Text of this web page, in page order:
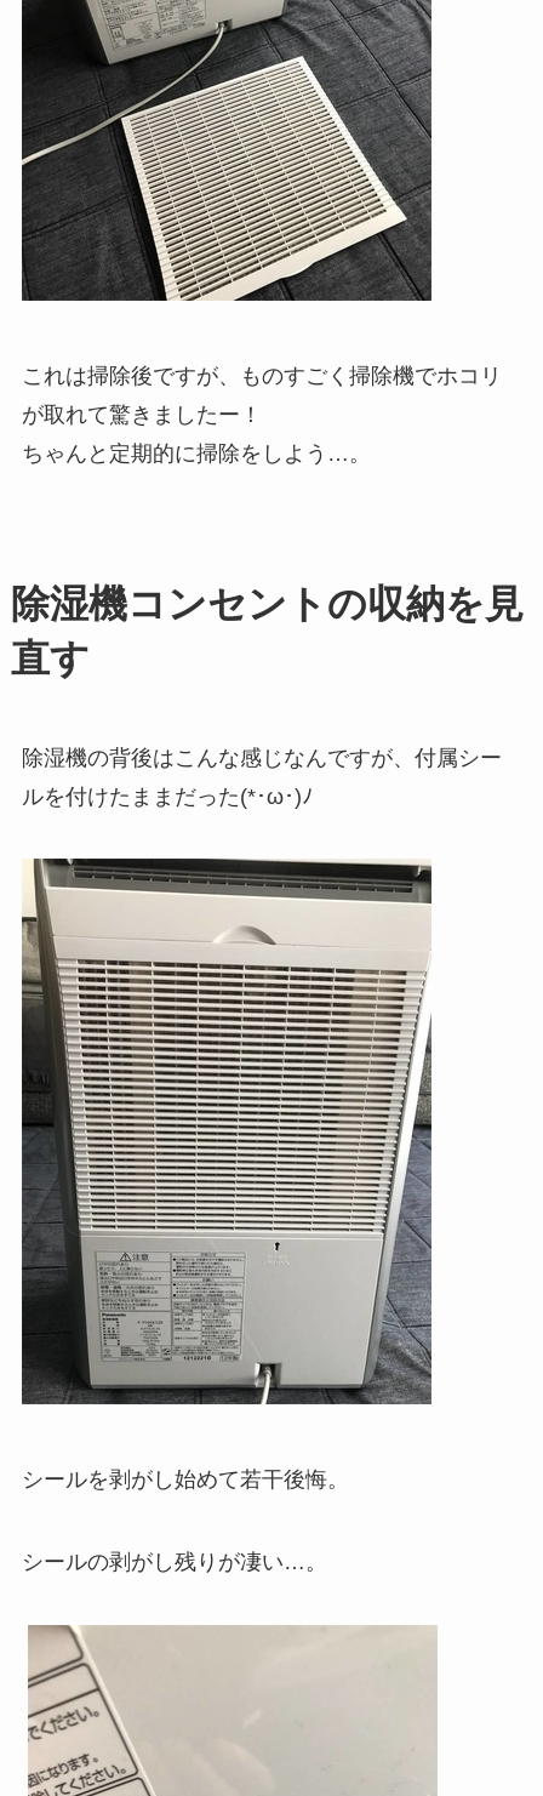
これは掃除後ですが、ものすごく掃除機でホコリ
が取れて驚きましたー！
ちゃんと定期的に掃除をしよう…。
除湿機コンセントの収納を見
直す
除湿機の背後はこんな感じなんですが、付属シー
ルを付けたままだった(*･ω･)ﾉ
シールを剥がし始めて若干後悔。
シールの剥がし残りが凄い…。